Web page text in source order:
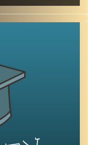
הקשר בין מדינת ישראל
שנים. מר יהונתן